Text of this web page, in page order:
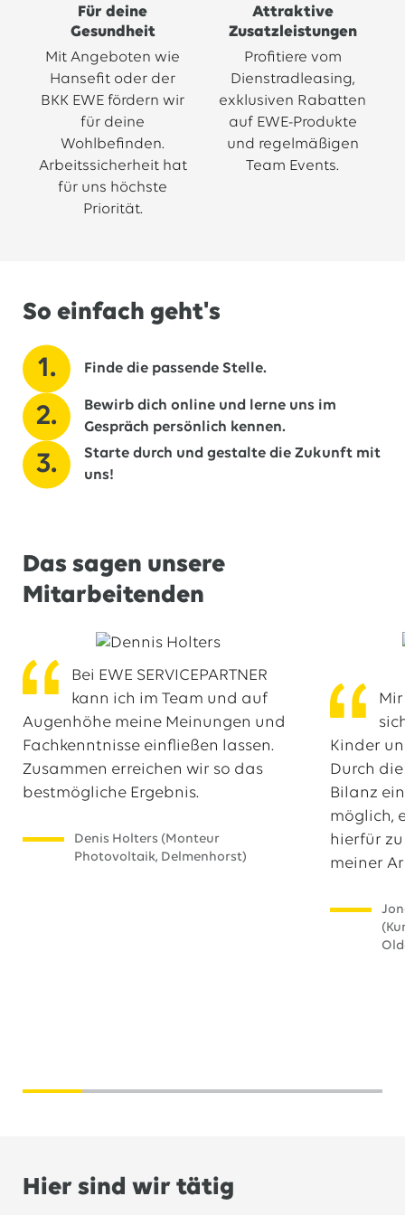
Für deine
Gesundheit
Mit Angeboten wie
Hansefit oder der
BKK EWE fördern wir
für deine
Wohlbefinden.
Arbeitssicherheit hat
für uns höchste
Priorität.
Attraktive
Zusatzleistungen
Profitiere vom
Dienstradleasing,
exklusiven Rabatten
auf EWE-Produkte
und regelmäßigen
Team Events.
So einfach geht's
Finde die passende Stelle.
Bewirb dich online und lerne uns im
Gespräch persönlich kennen.
Starte durch und gestalte die Zukunft mit
uns!
Das sagen unsere
Mitarbeitenden
Bei EWE SERVICEPARTNER
kann ich im Team und auf
Augenhöhe meine Meinungen und
Fachkenntnisse einfließen lassen.
Zusammen erreichen wir so das
bestmögliche Ergebnis.
Denis Holters (Monteur
Photovoltaik, Delmenhorst)
Kinder
Durch
Bilanz
möglich,
hierfür
meiner
Hier sind wir tätig